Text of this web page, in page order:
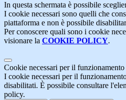
In questa schermata è possibile
I cookie necessari sono quelli che
piattaforma e non è possibile
Per conoscere quali sono i cookie
visionare la COOKIE POLICY.
Cookie necessari per il funzionamento
I cookie necessari per il
disabilitati. È possibile consultare
policy.